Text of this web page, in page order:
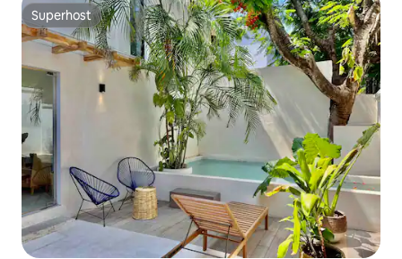
Superhost
Superhost